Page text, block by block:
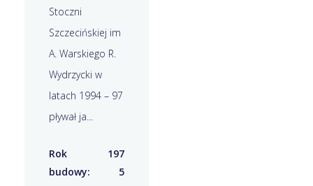
Stoczni
Szczecińskiej im
A. Warskiego R.
Wydrzycki w
latach 1994 – 97
pływał ja...
Rok
budowy:
197
5